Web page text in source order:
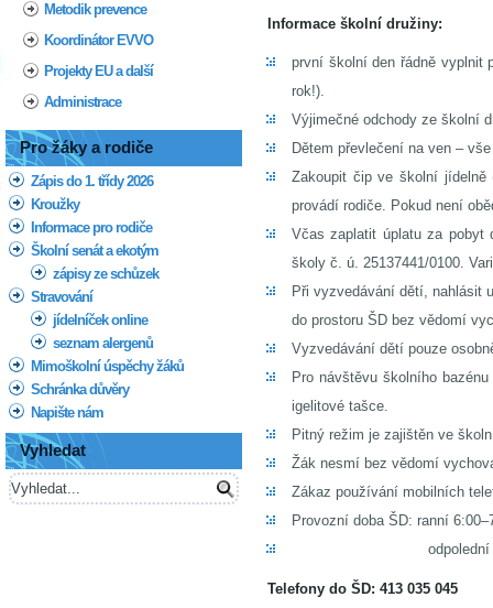
Metodik prevence
Koordinátor EVVO
Projekty EU a další
Administrace
Pro žáky a rodiče
Zápis do 1. třídy 2026
Kroužky
Informace pro rodiče
Školní senát a ekotým
zápisy ze schůzek
Stravování
jídelníček online
seznam alergenů
Mimoškolní úspěchy žáků
Schránka důvěry
Napište nám
Vyhledat
Informace školní družiny:
první školní den řádně vyplnit
rok!).
Výjimečné odchody ze školní
Dětem převlečení na ven –
Zakoupit čip ve školní jídelně
provádí rodiče. Pokud není
Včas zaplatit úplatu za pobyt
školy č. ú. 25137441/0100.
Při vyzvedávání dětí, nahlásit
do prostoru ŠD bez vědomí
Vyzvedávání dětí pouze
Pro návštěvu školního
igelitové tašce.
Pitný režim je zajištěn ve
Žák nesmí bez vědomí
Zákaz používání mobilních
Provozní doba ŠD: ranní
odpolední
Telefony do ŠD: 413 035 045